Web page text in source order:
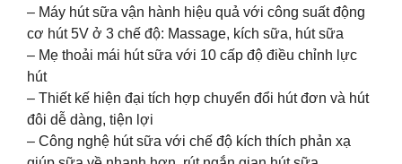
– Máy hút sữa vận hành hiệu quả với công suất động
cơ hút 5V ở 3 chế độ: Massage, kích sữa, hút sữa
– Mẹ thoải mái hút sữa với 10 cấp độ điều chỉnh lực
hút
– Thiết kế hiện đại tích hợp chuyển đổi hút đơn và hút
đôi dễ dàng, tiện lợi
– Công nghệ hút sữa với chế độ kích thích phản xạ